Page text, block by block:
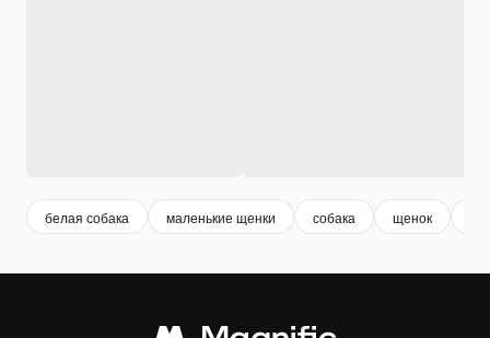
белая собака маленькие щенки собака щенок